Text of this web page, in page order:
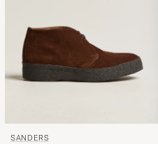
et
mer
til
SANDERS